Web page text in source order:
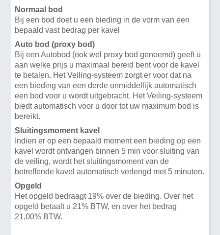
Normaal bod
Bij een bod doet u een bieding in de vorm van een
bepaald vast bedrag per kavel
Auto bod (proxy bod)
Bij een Autobod (ook wel proxy bod genoemd) geeft u
aan welke prijs u maximaal bereid bent voor de kavel
te betalen. Het Veiling-systeem zorgt er voor dat na
een bieding van een derde onmiddellijk automatisch
een bod voor u wordt uitgebracht. Het Veiling-systeem
biedt automatisch voor u door tot uw maximum bod is
bereikt.
Sluitingsmoment kavel
Indien er op een bepaald moment een bieding op een
kavel wordt ontvangen binnen 5 min voor sluiting van
de veiling, wordt het sluitingsmoment van de
betreffende kavel automatisch verlengd met 5 minuten.
Opgeld
Het opgeld bedraagt 19% over de bieding. Over het
opgeld betaalt u 21% BTW, en over het bedrag
21,00% BTW.